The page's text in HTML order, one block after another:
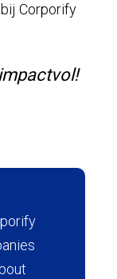
Corporify